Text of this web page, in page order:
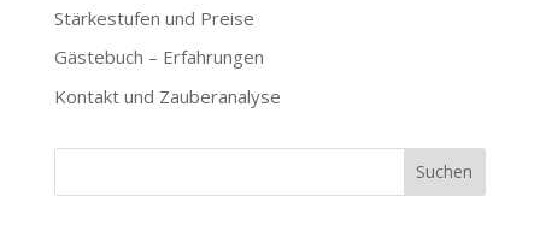
Stärkestufen und Preise
Gästebuch – Erfahrungen
Kontakt und Zauberanalyse